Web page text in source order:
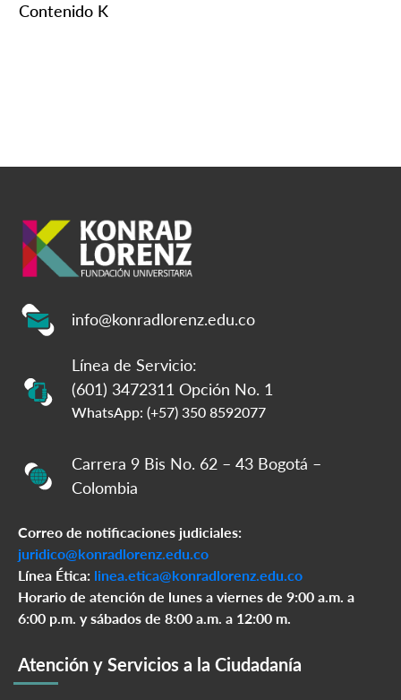
Contenido K
info@konradlorenz.edu.co
Línea de Servicio:
(601) 3472311 Opción No. 1
WhatsApp: (+57) 350 8592077
Carrera 9 Bis No. 62 – 43 Bogotá –
Colombia
Correo de notificaciones judiciales:
juridico@konradlorenz.edu.co
Línea Ética: linea.etica@konradlorenz.edu.co
Horario de atención de lunes a viernes de 9:00 a.m. a
6:00 p.m. y sábados de 8:00 a.m. a 12:00 m.
Atención y Servicios a la Ciudadanía